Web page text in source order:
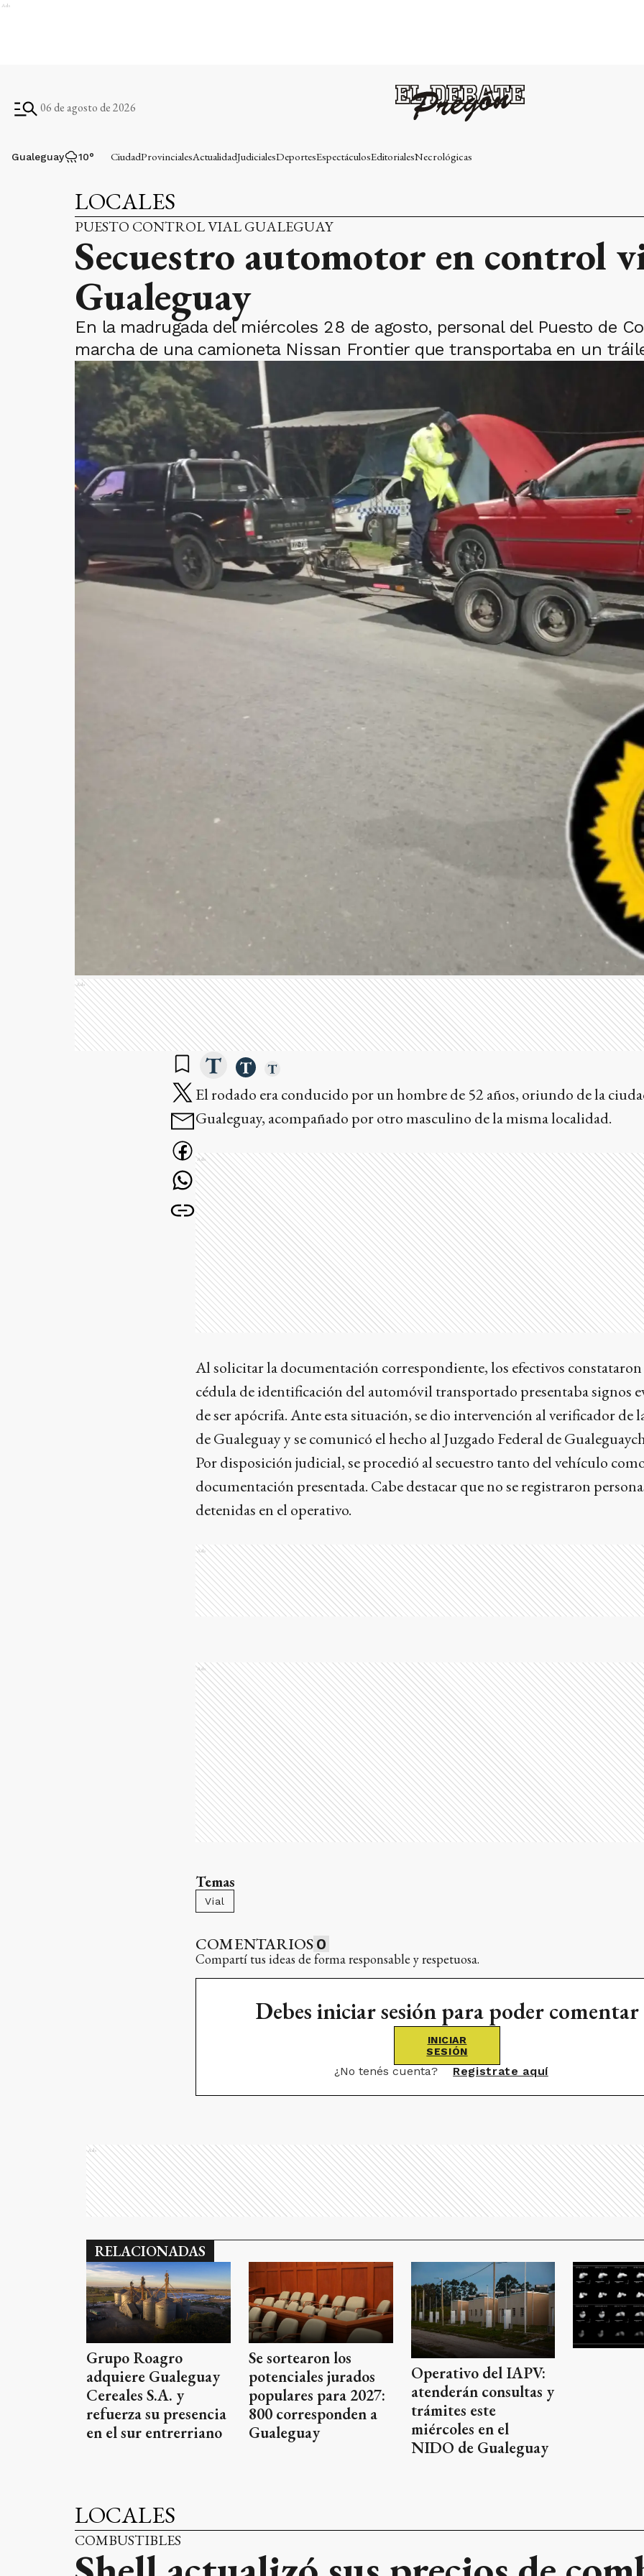
Ads
06 de agosto de 2026
Gualeguay 10° CiudadProvincialesActualidadJudicialesDeportesEspectáculosEditorialesNecrológicas
LOCALES
PUESTO CONTROL VIAL GUALEGUAY
Secuestro automotor en control
Gualeguay
En la madrugada del miércoles 28 de agosto, personal del Puesto de
marcha de una camioneta Nissan Frontier que transportaba en un
Ads
El rodado era conducido por un hombre de 52 años, oriundo de la
Gualeguay, acompañado por otro masculino de la misma localidad.
Ads
Al solicitar la documentación correspondiente, los efectivos
cédula de identificación del automóvil transportado presentaba signos
de ser apócrifa. Ante esta situación, se dio intervención al verificador de
de Gualeguay y se comunicó el hecho al Juzgado Federal de
Por disposición judicial, se procedió al secuestro tanto del vehículo
documentación presentada. Cabe destacar que no se registraron
detenidas en el operativo.
Ads
Ads
Temas
Vial
COMENTARIOS 0
Compartí tus ideas de forma responsable y respetuosa.
Debes iniciar sesión para poder comentar
INICIAR
SESIÓN
¿No tenés cuenta? Registrate aquí
Ads
RELACIONADAS
Grupo Roagro
adquiere Gualeguay
Cereales S.A. y
refuerza su presencia
en el sur entrerriano
Se sortearon los
potenciales jurados
populares para 2027:
800 corresponden a
Gualeguay
Operativo del IAPV:
atenderán consultas y
trámites este
miércoles en el
NIDO de Gualeguay
LOCALES
COMBUSTIBLES